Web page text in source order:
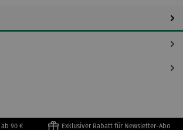
90 € Exklusiver Rabatt für Newsletter-Abo